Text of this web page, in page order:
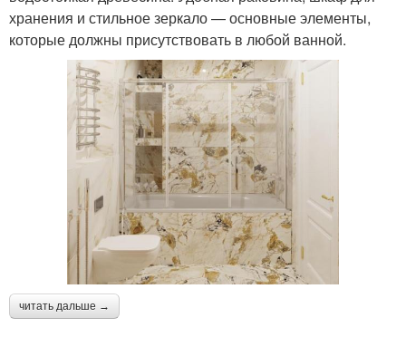
хранения и стильное зеркало — основные элементы,
которые должны присутствовать в любой ванной.
читать дальше →